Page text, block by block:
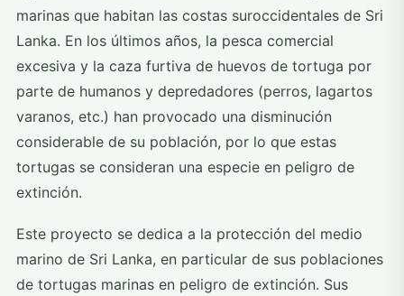
marinas que habitan las costas suroccidentales de Sri
Lanka. En los últimos años, la pesca comercial
excesiva y la caza furtiva de huevos de tortuga por
parte de humanos y depredadores (perros, lagartos
varanos, etc.) han provocado una disminución
considerable de su población, por lo que estas
tortugas se consideran una especie en peligro de
extinción.
Este proyecto se dedica a la protección del medio
marino de Sri Lanka, en particular de sus poblaciones
de tortugas marinas en peligro de extinción. Sus